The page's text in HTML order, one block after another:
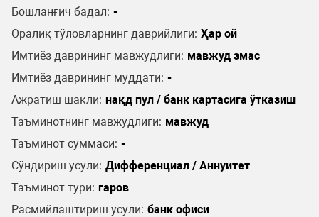
Бошланғич бадал: -
Оралиқ тўловларнинг даврийлиги: Ҳар ой
Имтиёз даврининг мавжудлиги: мавжуд эмас
Имтиёз даврининг муддати: -
Ажратиш шакли: нақд пул / банк картасига ўтказиш
Таъминотнинг мавжудлиги: мавжуд
Таъминот суммаси: -
Сўндириш усули: Дифференциал / Аннуитет
Таъминот тури: гаров
Расмийлаштириш усули: банк офиси